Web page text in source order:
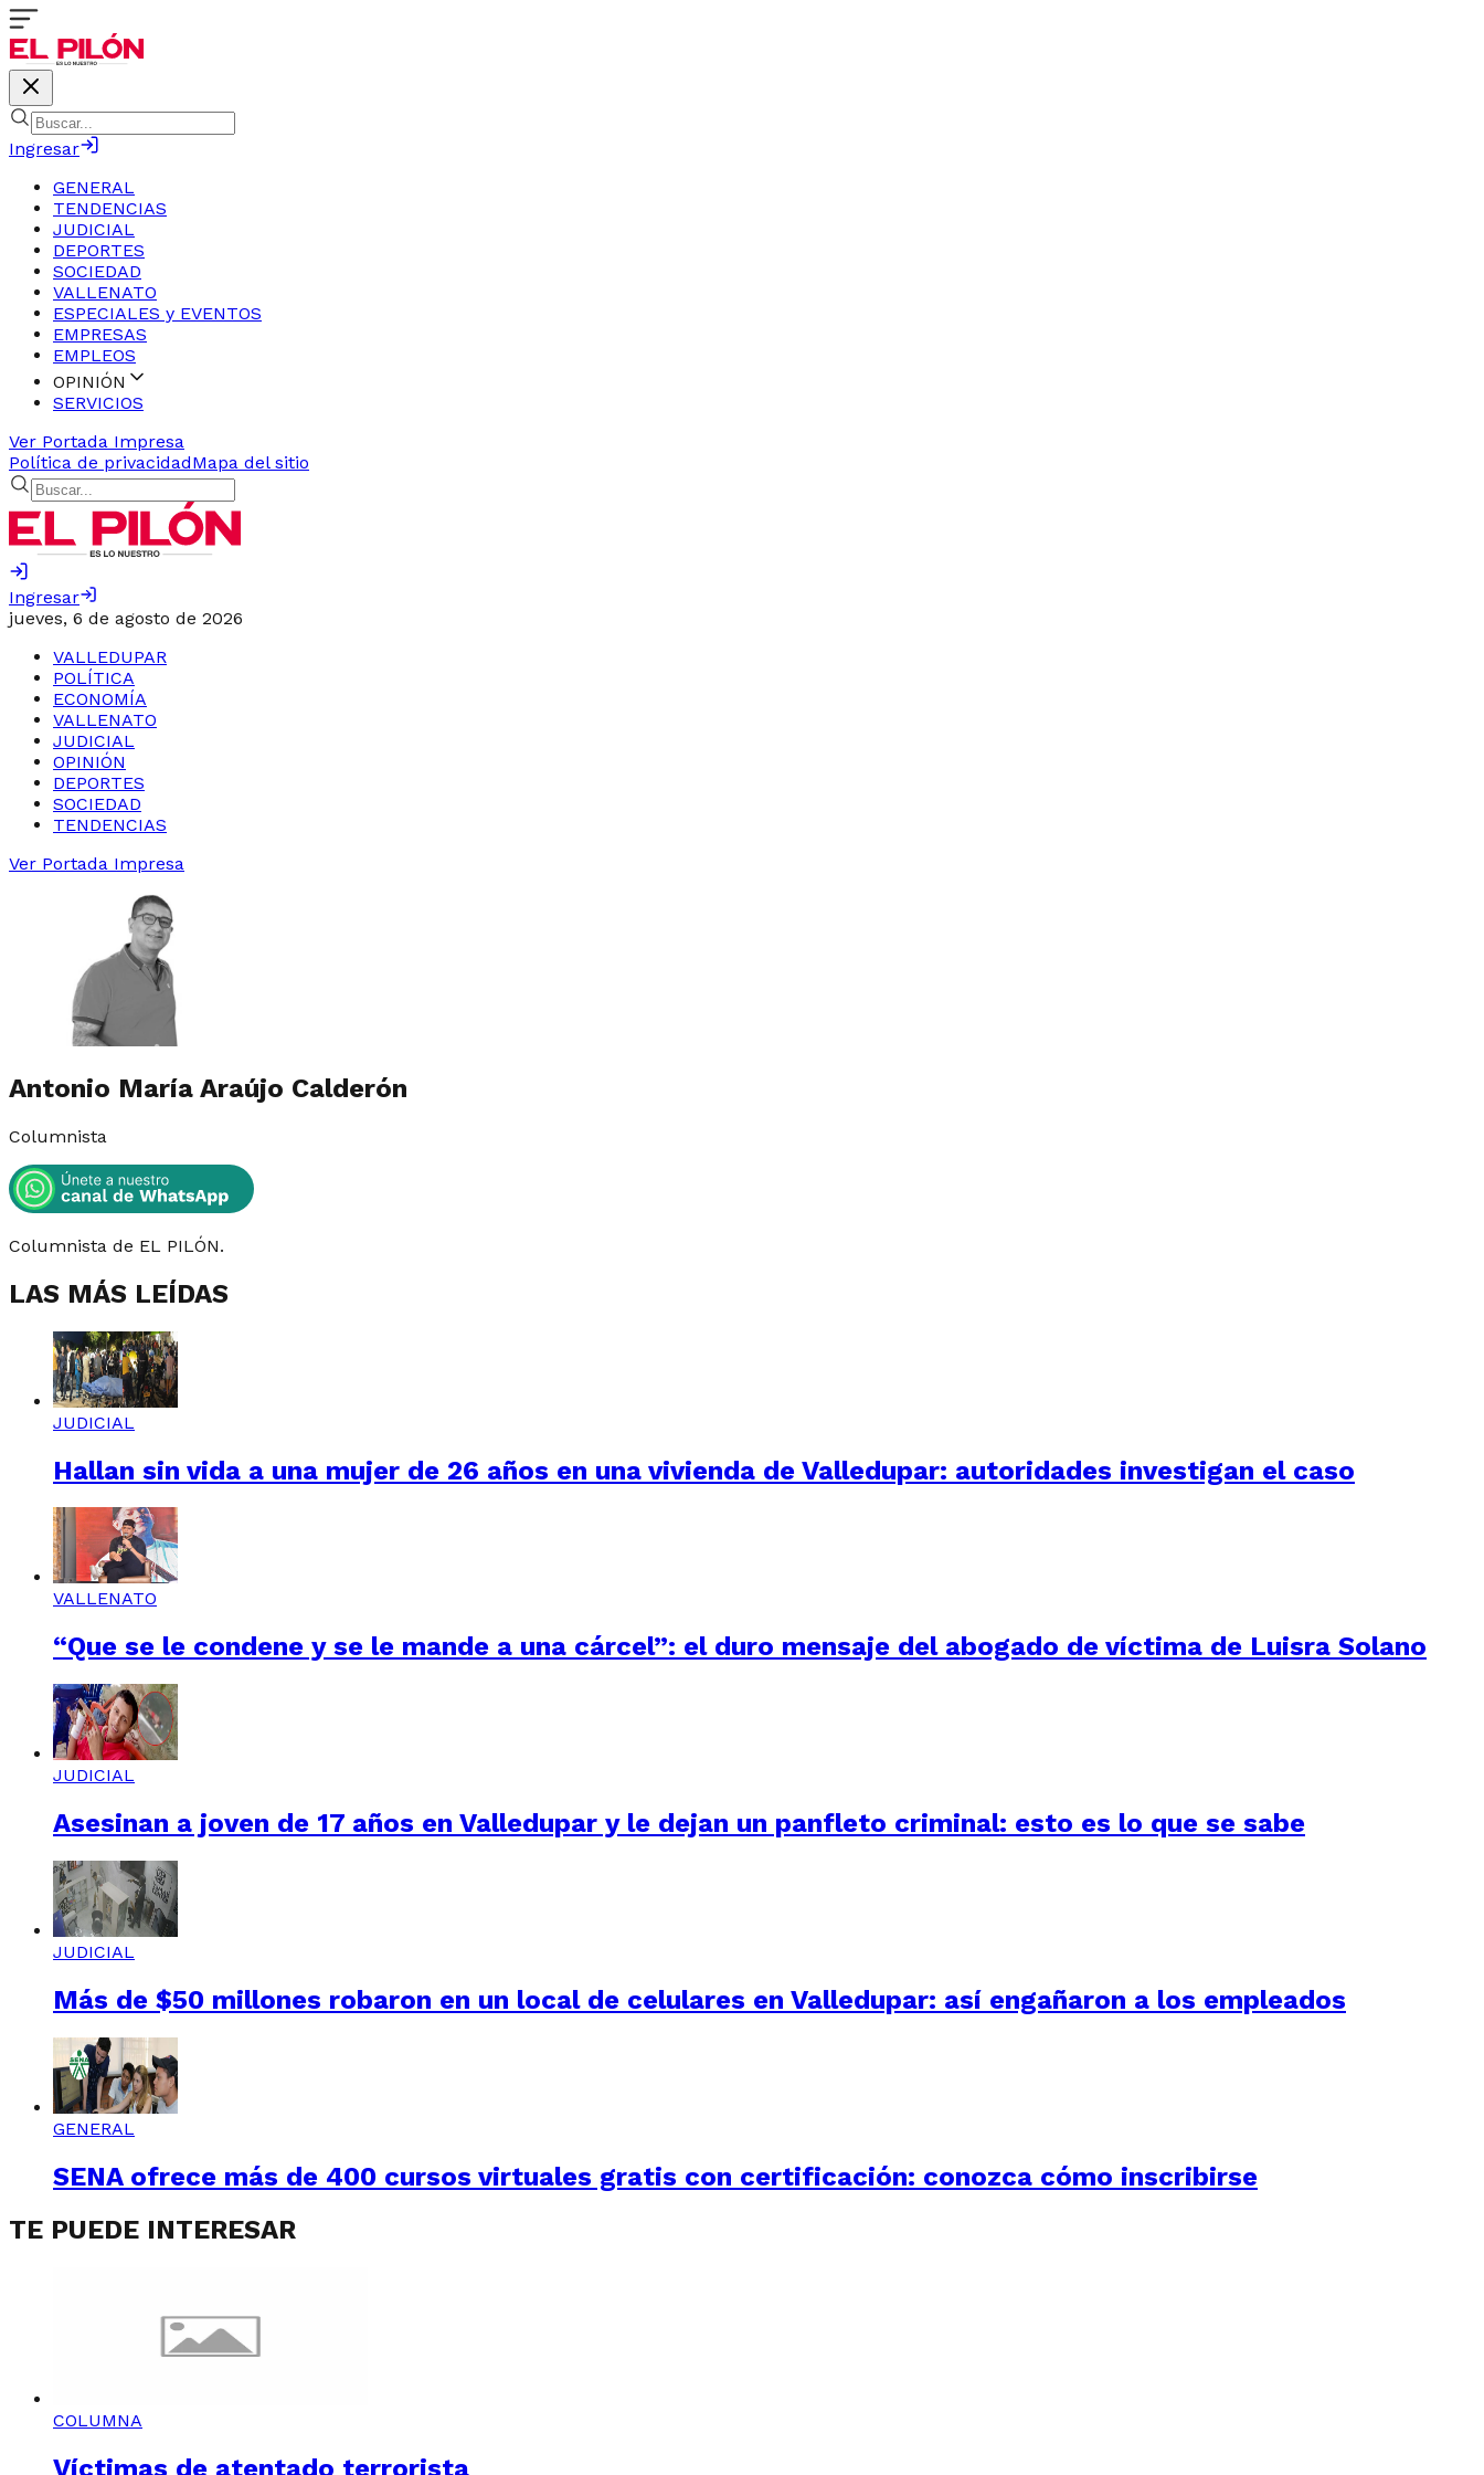
Ingresar
GENERAL
TENDENCIAS
JUDICIAL
DEPORTES
SOCIEDAD
VALLENATO
ESPECIALES y EVENTOS
EMPRESAS
EMPLEOS
OPINIÓN
SERVICIOS
Ver Portada Impresa
Política de privacidadMapa del sitio
Ingresar
jueves, 6 de agosto de 2026
VALLEDUPAR
POLÍTICA
ECONOMÍA
VALLENATO
JUDICIAL
OPINIÓN
DEPORTES
SOCIEDAD
TENDENCIAS
Ver Portada Impresa
Antonio María Araújo Calderón
Columnista
Columnista de EL PILÓN.
LAS MÁS LEÍDAS
JUDICIAL
Hallan sin vida a una mujer de 26 años en una vivienda de Valledupar: autoridades investigan el caso
VALLENATO
“Que se le condene y se le mande a una cárcel”: el duro mensaje del abogado de víctima de Luisra Solano
JUDICIAL
Asesinan a joven de 17 años en Valledupar y le dejan un panfleto criminal: esto es lo que se sabe
JUDICIAL
Más de $50 millones robaron en un local de celulares en Valledupar: así engañaron a los empleados
GENERAL
SENA ofrece más de 400 cursos virtuales gratis con certificación: conozca cómo inscribirse
TE PUEDE INTERESAR
COLUMNA
Víctimas de atentado terrorista